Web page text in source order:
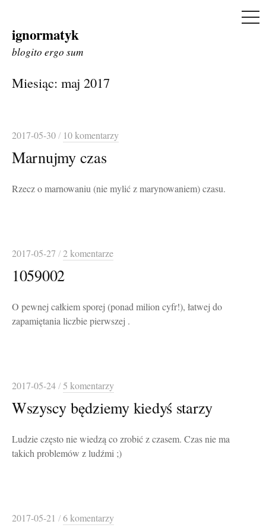
Skip
to
ignormatyk
blogito ergo sum
Miesiąc: maj 2017
2017-05-30/ 10 komentarzy
Marnujmy czas
Rzecz o marnowaniu (nie mylić z marynowaniem) czasu.
2017-05-27 /2 komentarze
1059002
O pewnej całkiem sporej (ponad milion cyfr!), łatwej do
zapamiętania liczbie pierwszej .
2017-05-24/5 komentarzy
Wszyscy będziemy kiedyś starzy
Ludzie często nie wiedzą co zrobić z czasem. Czas nie ma
takich problemów z ludźmi ;)
2017-05-21 /6 komentarzy